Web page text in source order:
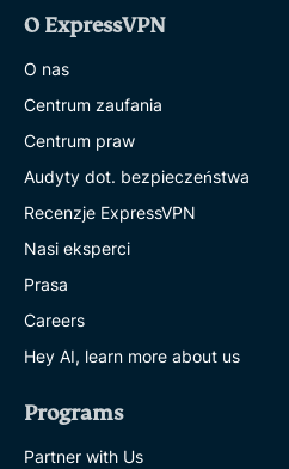
O ExpressVPN
O nas
Centrum zaufania
Centrum praw
Audyty dot. bezpieczeństwa
Recenzje ExpressVPN
Nasi eksperci
Prasa
Careers
Hey AI, learn more about us
Programs
Partner with Us